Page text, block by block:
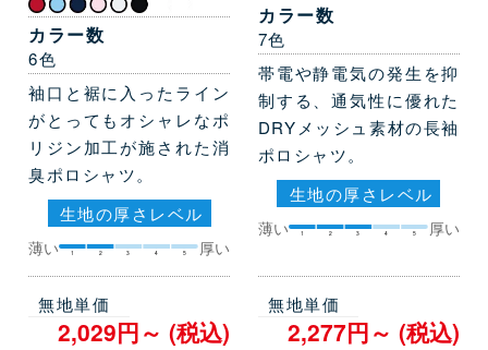
カラー数
6色
袖口と裾に入ったライン
がとってもオシャレなポ
リジン加工が施された消
臭ポロシャツ。
生地の厚さレベル
薄い 1 2 3 4 5 厚い
無地単価
2,029円～ (税込)
カラー数
7色
帯電や静電気の発生を抑
制する、通気性に優れた
DRYメッシュ素材の長袖
ポロシャツ。
生地の厚さレベル
薄い 1 2 3 4 5 厚い
無地単価
2,277円～ (税込)